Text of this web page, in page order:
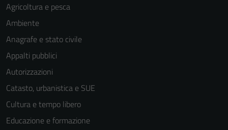
Agricoltura e pesca
Ambiente
Anagrafe e stato civile
Appalti pubblici
Autorizzazioni
Catasto, urbanistica e SUE
Cultura e tempo libero
Educazione e formazione